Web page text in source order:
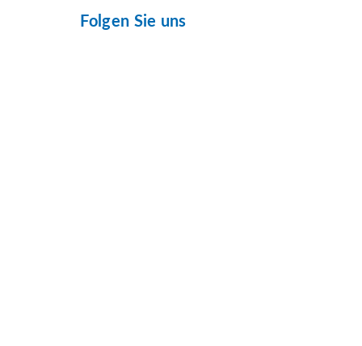
Folgen Sie uns